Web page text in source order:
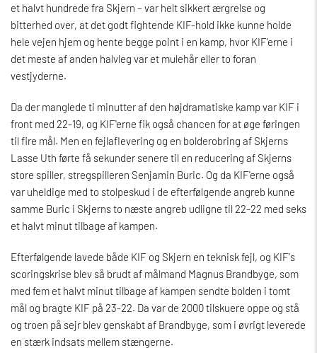
et halvt hundrede fra Skjern – var helt sikkert ærgrelse og
bitterhed over, at det godt fightende KIF-hold ikke kunne holde
hele vejen hjem og hente begge point i en kamp, hvor KIF'erne i
det meste af anden halvleg var et mulehår eller to foran
vestjyderne.
Da der manglede ti minutter af den højdramatiske kamp var KIF i
front med 22-19, og KIF'erne fik også chancen for at øge føringen
til fire mål. Men en fejlaflevering og en bolderobring af Skjerns
Lasse Uth førte få sekunder senere til en reducering af Skjerns
store spiller, stregspilleren Senjamin Buric. Og da KIF'erne også
var uheldige med to stolpeskud i de efterfølgende angreb kunne
samme Buric i Skjerns to næste angreb udligne til 22-22 med seks
et halvt minut tilbage af kampen.
Efterfølgende lavede både KIF og Skjern en teknisk fejl, og KIF's
scoringskrise blev så brudt af målmand Magnus Brandbyge, som
med fem et halvt minut tilbage af kampen sendte bolden i tomt
mål og bragte KIF på 23-22. Da var de 2000 tilskuere oppe og stå
og troen på sejr blev genskabt af Brandbyge, som i øvrigt leverede
en stærk indsats mellem stængerne.